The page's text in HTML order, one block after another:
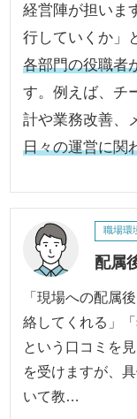
経営陣が担いま
行していくか」
各部門の役職者
す。例えば、チ
計や業務改善、
日々の運営に関
配属
職場環
「現場への配属
絡してくれる」
という口コミを
を受けますが、
いて教…